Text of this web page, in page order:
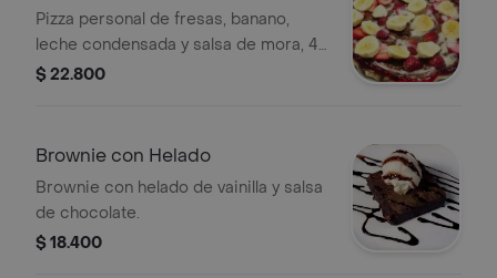
Pizza personal de fresas, banano,
leche condensada y salsa de mora, 4
porciones.
$ 22.800
Brownie con Helado
Brownie con helado de vainilla y salsa
de chocolate.
$ 18.400